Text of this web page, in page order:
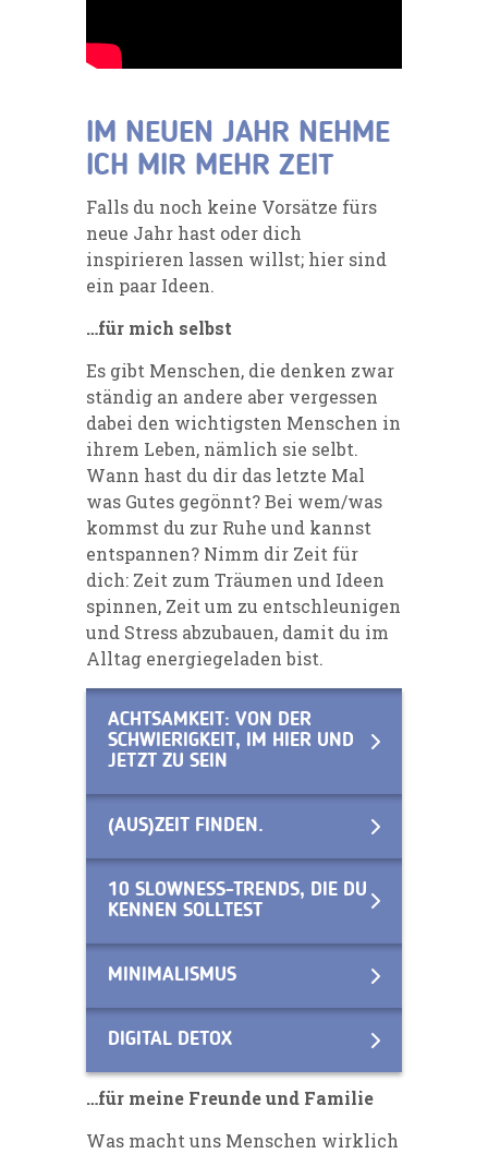
IM NEUEN JAHR NEHME
ICH MIR MEHR ZEIT
Falls du noch keine Vorsätze fürs
neue Jahr hast oder dich
inspirieren lassen willst; hier sind
ein paar Ideen.
…für mich selbst
Es gibt Menschen, die denken zwar
ständig an andere aber vergessen
dabei den wichtigsten Menschen in
ihrem Leben, nämlich sie selbt.
Wann hast du dir das letzte Mal
was Gutes gegönnt? Bei wem/was
kommst du zur Ruhe und kannst
entspannen? Nimm dir Zeit für
dich: Zeit zum Träumen und Ideen
spinnen, Zeit um zu entschleunigen
und Stress abzubauen, damit du im
Alltag energiegeladen bist.
ACHTSAMKEIT: VON DER
SCHWIERIGKEIT, IM HIER UND
JETZT ZU SEIN
(AUS)ZEIT FINDEN.
10 SLOWNESS-TRENDS, DIE DU
KENNEN SOLLTEST
MINIMALISMUS
DIGITAL DETOX
…für meine Freunde und Familie
Was macht uns Menschen wirklich